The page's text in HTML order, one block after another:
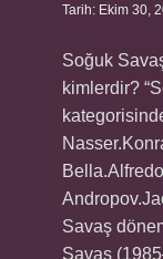
Tarih: Ekim 30,
Soğuk
kimlerdir?
Savaş
Savaş